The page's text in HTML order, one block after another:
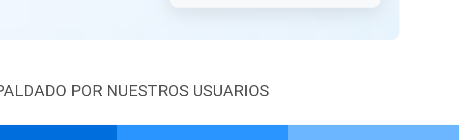
POR NUESTROS USUARIOS